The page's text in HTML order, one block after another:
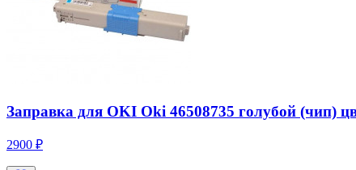
Заправка для OKI Oki 46508735 голубой (чип)
2900 ₽